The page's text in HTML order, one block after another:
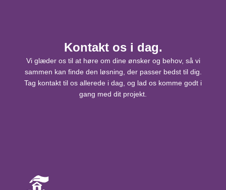
Kontakt os i dag.
Vi glæder os til at høre om dine ønsker og behov, så vi
sammen kan finde den løsning, der passer bedst til dig.
Tag kontakt til os allerede i dag, og lad os komme godt i
gang med dit projekt.